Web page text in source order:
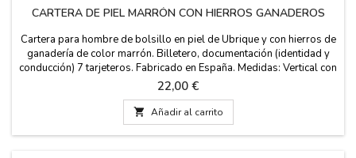
CARTERA DE PIEL MARRÓN CON HIERROS GANADEROS
Cartera para hombre de bolsillo en piel de Ubrique y con hierros de
ganadería de color marrón. Billetero, documentación (identidad y
conducción) 7 tarjeteros. Fabricado en España. Medidas: Vertical con
y sin cierre: 11 cm x 8 cm Horizontal con y sin cierre: 10.5 cm. de
ancho x 8 cm. de alto
Precio
22,00 €
 Añadir al carrito